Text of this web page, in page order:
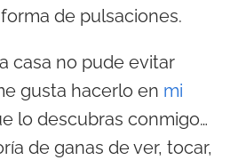
de pulsaciones.
casa no pude evitar
gusta hacerlo en mi
lo descubras conmigo…
de ganas de ver, tocar,